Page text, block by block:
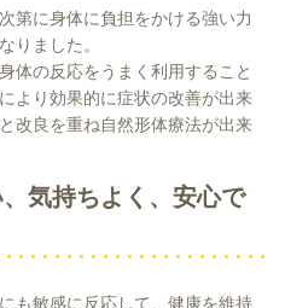
第に身体に負担をかける強い力
りました。
体の反応をうまく利用すること
より効果的に症状の改善が出来
改良を重ね自然形体療法が出来
気持ちよく、安心で
も敏感に反応して、健康を維持